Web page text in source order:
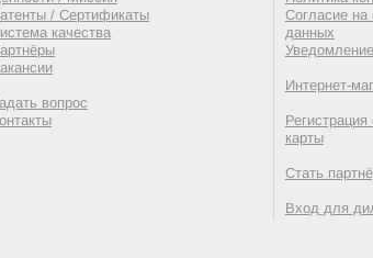
/ Сертификаты
качества
вопрос
Согласие на
данных
Интернет-
карты
Стать
Вход для